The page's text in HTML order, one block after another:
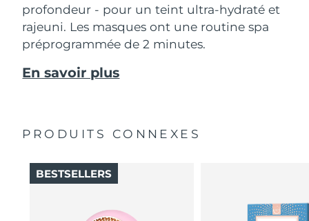
profondeur - pour un teint ultra-hydraté et
rajeuni. Les masques ont une routine spa
préprogrammée de 2 minutes.
En savoir plus
PRODUITS CONNEXES
BESTSELLERS